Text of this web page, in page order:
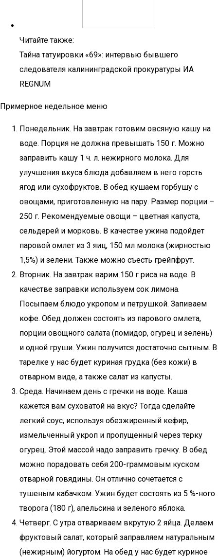
Читайте также:
Тайна татуировки «69»: интервью бывшего
следователя калининградской прокуратуры ИА
REGNUM
Примерное недельное меню
Понедельник. На завтрак готовим овсяную кашу на
воде. Порция не должна превышать 150 г. Можно
заправить кашу 1 ч. л. нежирного молока. Для
улучшения вкуса блюда добавляем в него горсть
ягод или сухофруктов. В обед кушаем горбушу с
овощами, приготовленную на пару. Размер порции –
250 г. Рекомендуемые овощи – цветная капуста,
сельдерей и морковь. В качестве ужина подойдет
паровой омлет из 3 яиц, 150 мл молока (жирностью
1,5%) и зелени. Также можно съесть грейпфрут.
Вторник. На завтрак варим 150 г риса на воде. В
качестве заправки используем сок лимона.
Посыпаем блюдо укропом и петрушкой. Запиваем
кофе. Обед должен состоять из парового омлета,
порции овощного салата (помидор, огурец и зелень)
и одной груши. Ужин получится достаточно сытным. В
тарелке у нас будет куриная грудка (без кожи) в
отварном виде, а также салат из капусты.
Среда. Начинаем день с гречки на воде. Каша
кажется вам суховатой на вкус? Тогда сделайте
легкий соус, используя обезжиренный кефир,
измельченный укроп и пропущенный через терку
огурец. Этой массой надо заправить гречку. В обед
можно порадовать себя 200-граммовым куском
отварной говядины. Он отлично сочетается с
тушеным кабачком. Ужин будет состоять из 5 %-ного
творога (180 г), апельсина и зеленого яблока.
Четверг. С утра отвариваем вкрутую 2 яйца. Делаем
фруктовый салат, который заправляем натуральным
(нежирным) йогуртом. На обед у нас будет куриное